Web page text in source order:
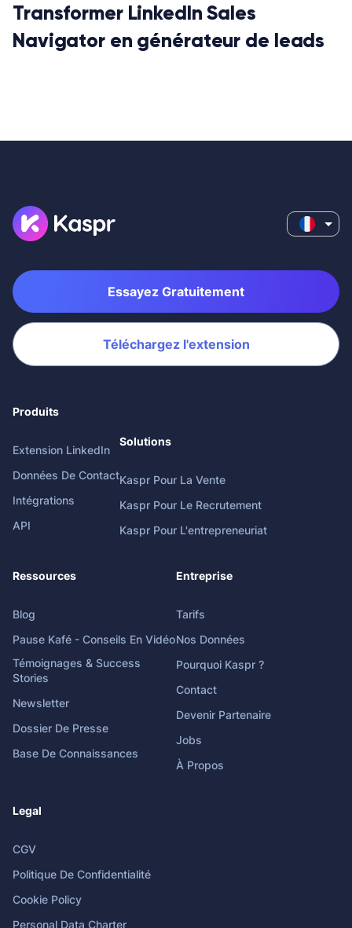
Transformer LinkedIn Sales
Navigator en générateur de leads
Essayez Gratuitement
Téléchargez l'extension
Produits
Extension LinkedIn
Données De Contact
Intégrations
API
Solutions
Kaspr Pour La Vente
Kaspr Pour Le Recrutement
Kaspr Pour L'entrepreneuriat
Ressources
Blog
Pause Kafé - Conseils En Vidéo
Témoignages & Success
Stories
Newsletter
Dossier De Presse
Base De Connaissances
Entreprise
Tarifs
Nos Données
Pourquoi Kaspr ?
Contact
Devenir Partenaire
Jobs
À Propos
Legal
CGV
Politique De Confidentialité
Cookie Policy
Personal Data Charter